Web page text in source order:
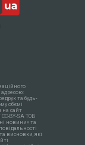
адресою:
та будь-
об'ємі
на сайт
BY-SA ТОВ
новини» та
висновки, які